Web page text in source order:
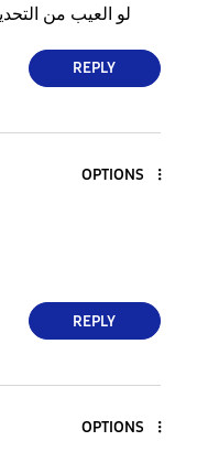
لو العيب من
REPLY
OPTIONS
REPLY
OPTIONS